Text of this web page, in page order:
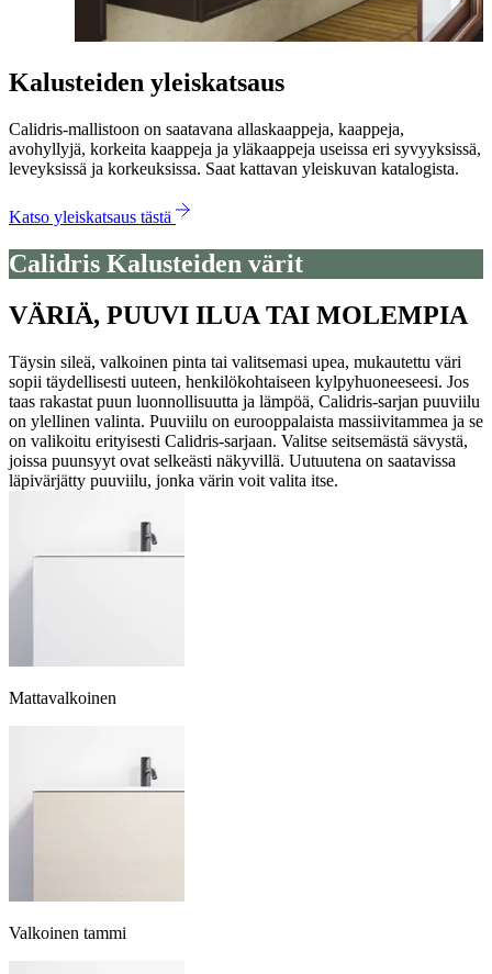
Kalusteiden yleiskatsaus
Calidris-mallistoon on saatavana allaskaappeja, kaappeja,
avohyllyjä, korkeita kaappeja ja yläkaappeja useissa eri syvyyksissä,
leveyksissä ja korkeuksissa. Saat kattavan yleiskuvan katalogista.
Katso yleiskatsaus tästä
Calidris Kalusteiden värit
VÄRIÄ, PUUVI ILUA TAI MOLEMPIA
Täysin sileä, valkoinen pinta tai valitsemasi upea, mukautettu väri
sopii täydellisesti uuteen, henkilökohtaiseen kylpyhuoneeseesi. Jos
taas rakastat puun luonnollisuutta ja lämpöä, Calidris-sarjan puuviilu
on ylellinen valinta. Puuviilu on eurooppalaista massiivitammea ja se
on valikoitu erityisesti Calidris-sarjaan. Valitse seitsemästä sävystä,
joissa puunsyyt ovat selkeästi näkyvillä. Uutuutena on saatavissa
läpivärjätty puuviilu, jonka värin voit valita itse.
Mattavalkoinen
Valkoinen tammi